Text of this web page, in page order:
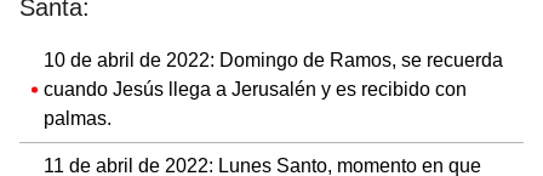
Santa:
10 de abril de 2022: Domingo de Ramos, se recuerda
cuando Jesús llega a Jerusalén y es recibido con
palmas.
11 de abril de 2022: Lunes Santo, momento en que